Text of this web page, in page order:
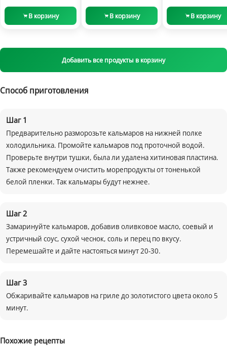
В корзину В корзину В корзину
Добавить все продукты в корзину
Способ приготовления
Шаг 1
Предварительно разморозьте кальмаров на нижней полке
холодильника. Промойте кальмаров под проточной водой.
Проверьте внутри тушки, была ли удалена хитиновая пластина.
Также рекомендуем очистить морепродукты от тоненькой
белой пленки. Так кальмары будут нежнее.
Шаг2
Замаринуйте кальмаров, добавив оливковое масло, соевый и
устричный соус, сухой чеснок, соль и перец по вкусу.
Перемешайте и дайте настояться минут 20-30.
Шаг3
Обжаривайте кальмаров на гриле до золотистого цвета около 5
минут.
Похожие рецепты